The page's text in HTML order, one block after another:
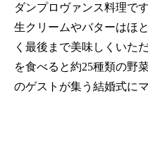
ダンプロヴァンス料理です
生クリームやバターはほ
く最後まで美味しくいた
を食べると約25種類の野
のゲストが集う結婚式に